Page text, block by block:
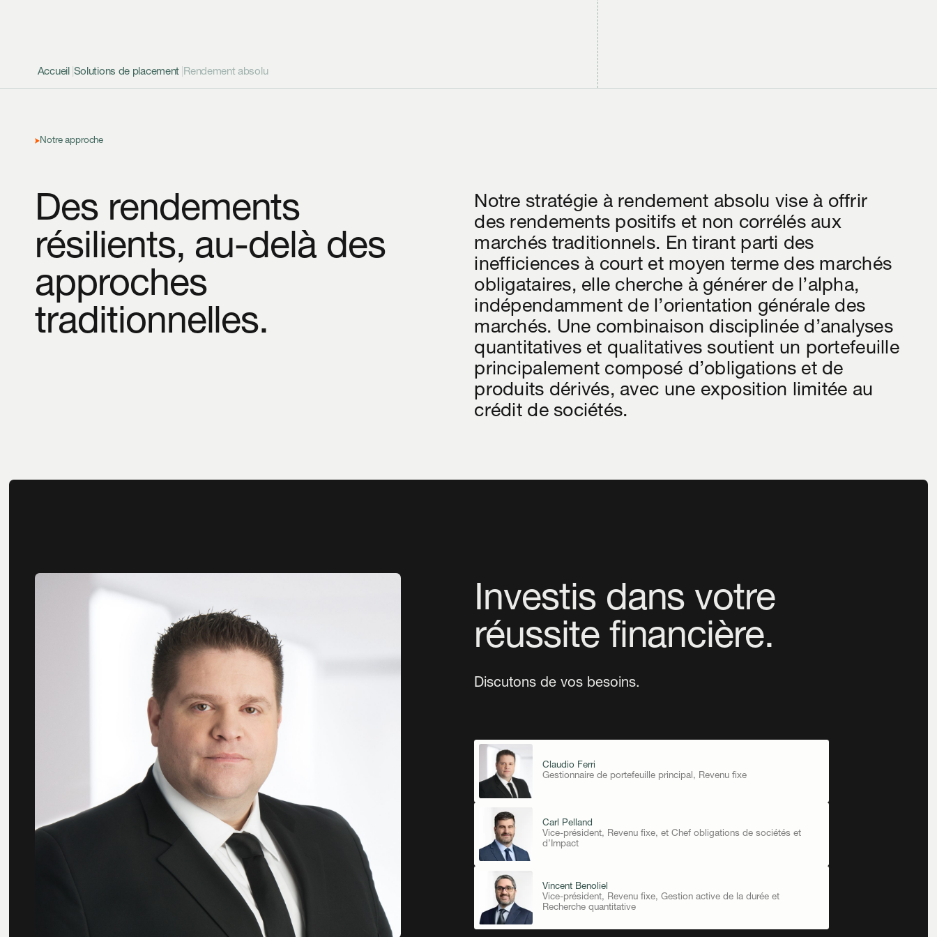
Accueil Solutions de placement Rendement absolu
Notre approche
Des rendements
résilients, au-delà des
approches
traditionnelles.
Notre stratégie à rendement absolu vise à offrir
des rendements positifs et non corrélés aux
marchés traditionnels. En tirant parti des
inefficiences à court et moyen terme des marchés
obligataires, elle cherche à générer de l’alpha,
indépendamment de l’orientation générale des
marchés. Une combinaison disciplinée d’analyses
quantitatives et qualitatives soutient un portefeuille
principalement composé d’obligations et de
produits dérivés, avec une exposition limitée au
crédit de sociétés.
Investis dans votre
réussite financière.
Discutons de vos besoins.
Claudio Ferri
Gestionnaire de portefeuille principal, Revenu fixe
Carl Pelland
Vice-président, Revenu fixe, et Chef obligations de sociétés et
d’Impact
Vincent Benoliel
Vice-président, Revenu fixe, Gestion active de la durée et
Recherche quantitative